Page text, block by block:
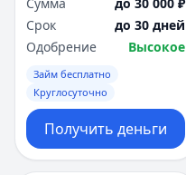
Срок
до 30 дней
Одобрение
Высокое
Займ бесплатно
Круглосуточно
Получить деньги